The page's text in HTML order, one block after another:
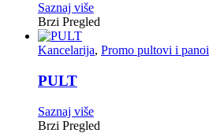
Saznaj više
Brzi Pregled
Kancelarija, Promo pultovi i panoi
PULT
Saznaj više
Brzi Pregled